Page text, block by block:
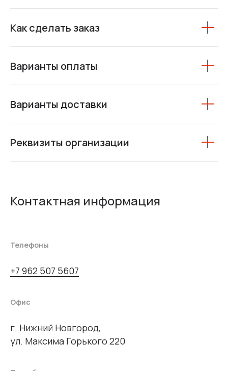
Как сделать заказ
Варианты оплаты
Варианты доставки
Реквизиты организации
Контактная информация
Телефоны
+7 962 507 5607
Офис
г. Нижний Новгород,
ул. Максима Горького 220